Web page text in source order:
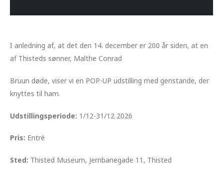
I anledning af, at det den 14. december er 200 år siden, at en
af Thisteds sønner, Malthe Conrad
Bruun døde, viser vi en POP-UP udstilling med genstande, der
knyttes til ham.
Udstillingsperiode: 1/12-31/12 2026
Pris: Entré
Sted: Thisted Museum, Jernbanegade 11, Thisted